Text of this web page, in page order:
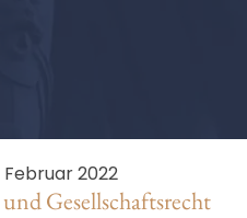
Februar 2022
Gesellschaftsrecht